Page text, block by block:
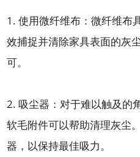
1. 使用微纤维布：微纤维布
效捕捉并清除家具表面的灰
可。
2. 吸尘器：对于难以触及的
软毛附件可以帮助清理灰尘
器，以保持最佳吸力。